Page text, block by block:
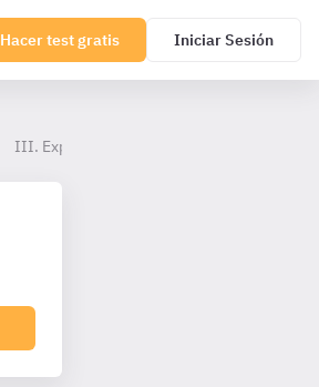
Hacer test gratis Iniciar Sesión
III. Expedientes de jurisdicción voluntaria